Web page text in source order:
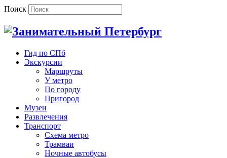
Поиск
Гид по СПб
Экскурсии
Маршруты
У метро
По городу
Пригород
Музеи
Развлечения
Транспорт
Схема метро
Трамваи
Ночные автобусы